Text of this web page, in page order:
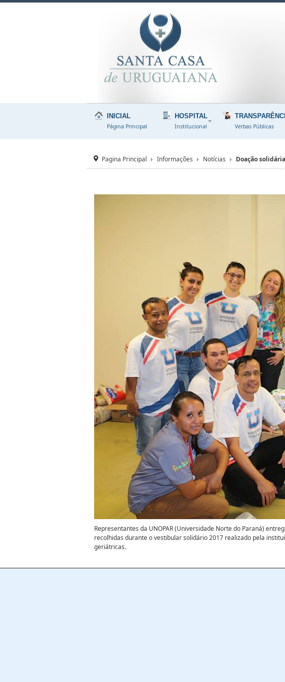
INICIAL
Página Principal
HOSPITAL
Institucional Verbas Públicas
Pagina Principal Informações Notícias Doação solidária
Representantes da UNOPAR (Universidade Norte do Paraná)
recolhidas durante o vestibular solidário 2017 realizado pela
geriátricas.